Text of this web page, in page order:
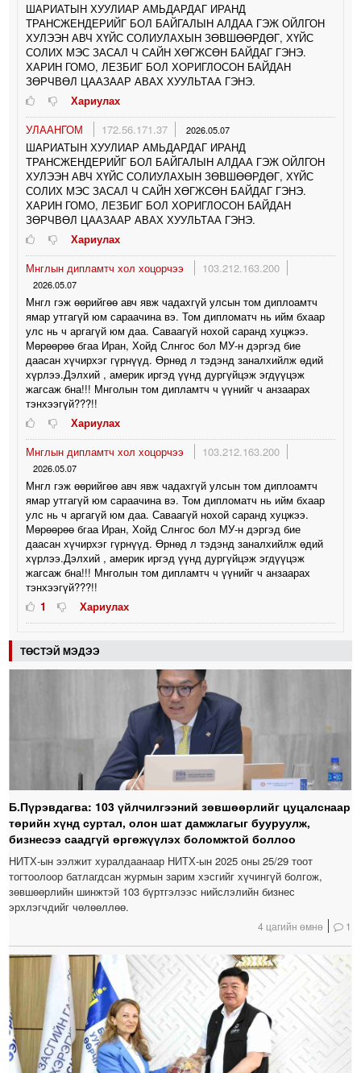
ШАРИАТЫН ХУУЛИАР АМЬДАРДАГ ИРАНД
ТРАНСЖЕНДЕРИЙГ БОЛ БАЙГАЛЫН АЛДАА ГЭЖ ОЙЛГОН
ХУЛЭЭН АВЧ ХҮЙС СОЛИУЛАХЫН ЗӨВШӨӨРДӨГ, ХҮЙС
СОЛИХ МЭС ЗАСАЛ Ч САЙН ХӨГЖСӨН БАЙДАГ ГЭНЭ.
ХАРИН ГОМО, ЛЕЗБИГ БОЛ ХОРИГЛОСОН БАЙДАН
ЗӨРЧВӨЛ ЦААЗААР АВАХ ХУУЛЬТАА ГЭНЭ.
Хариулах
УЛААНГОМ
172.56.171.37 2026.05.07
ШАРИАТЫН ХУУЛИАР АМЬДАРДАГ ИРАНД
ТРАНСЖЕНДЕРИЙГ БОЛ БАЙГАЛЫН АЛДАА ГЭЖ ОЙЛГОН
ХУЛЭЭН АВЧ ХҮЙС СОЛИУЛАХЫН ЗӨВШӨӨРДӨГ, ХҮЙС
СОЛИХ МЭС ЗАСАЛ Ч САЙН ХӨГЖСӨН БАЙДАГ ГЭНЭ.
ХАРИН ГОМО, ЛЕЗБИГ БОЛ ХОРИГЛОСОН БАЙДАН
ЗӨРЧВӨЛ ЦААЗААР АВАХ ХУУЛЬТАА ГЭНЭ.
Хариулах
Мнглын дипламтч хол хоцорчээ
103.212.163.200
2026.05.07
Мнгл гэж өөрийгөө авч явж чадахгүй улсын том диплоамтч
ямар утгагүй юм сараачина вэ. Том дипломатч нь ийм бхаар
улс нь ч аргагүй юм даа. Саваагүй нохой саранд хуцжээ.
Мөрөөрөө бгаа Иран, Хойд Слнгос бол МУ-н дэргэд бие
даасан хүчирхэг гүрнүүд. Өрнөд л тэдэнд заналхийлж өдий
хүрлээ.Дэлхий , америк иргэд үүнд дургүйцэж эгдүүцэж
жагсаж бна!!! Мнголын том дипламтч ч үүнийг ч анзаарах
тэнхээгүй???!!
Хариулах
Мнглын дипламтч хол хоцорчээ
103.212.163.200
2026.05.07
Мнгл гэж өөрийгөө авч явж чадахгүй улсын том диплоамтч
ямар утгагүй юм сараачина вэ. Том дипломатч нь ийм бхаар
улс нь ч аргагүй юм даа. Саваагүй нохой саранд хуцжээ.
Мөрөөрөө бгаа Иран, Хойд Слнгос бол МУ-н дэргэд бие
даасан хүчирхэг гүрнүүд. Өрнөд л тэдэнд заналхийлж өдий
хүрлээ.Дэлхий , америк иргэд үүнд дургүйцэж эгдүүцэж
жагсаж бна!!! Мнголын том дипламтч ч үүнийг ч анзаарах
тэнхээгүй???!!
1
Хариулах
ТӨСТЭЙ МЭДЭЭ
Б.Пүрэвдагва: 103 үйлчилгээний зөвшөөрлийг цуцалснаар
төрийн хүнд суртал, олон шат дамжлагыг бууруулж,
бизнесээ саадгүй өргөжүүлэх боломжтой боллоо
НИТХ-ын ээлжит хуралдаанаар НИТХ-ын 2025 оны 25/29 тоот
тогтоолоор батлагдсан журмын зарим хэсгийг хүчингүй болгож,
зөвшөөрлийн шинжтэй 103 бүртгэлээс нийслэлийн бизнес
эрхлэгчдийг чөлөөллөө.
4 цагийн өмнө 1